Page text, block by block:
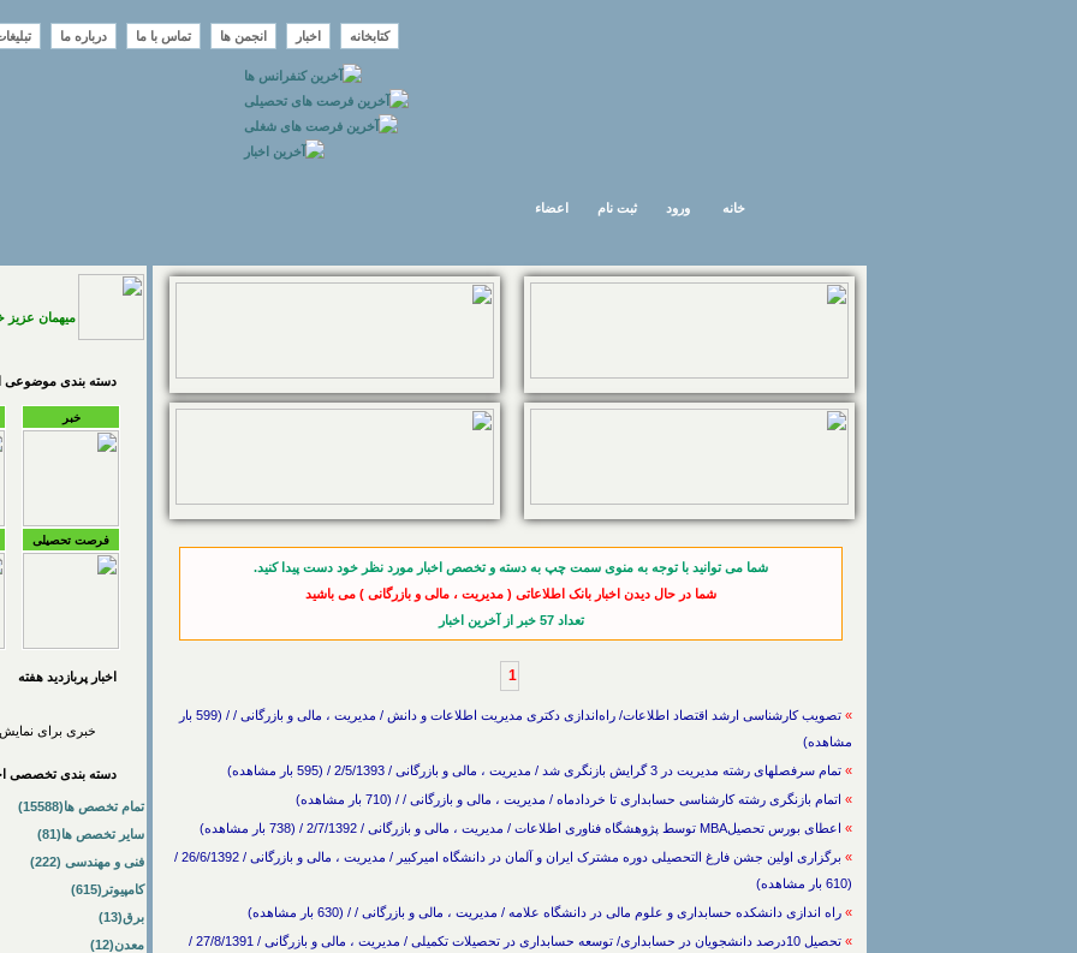
کتابخانه اخبار انجمن ها تماس با ما درباره ما
اعضاء ثبت نام ورود خانه
شما می توانید با توجه به منوی سمت چپ به دسته و تخصص اخبار مورد نظر خود دست پیدا کنید.
شما در حال دیدن اخبار بانک اطلاعاتی ( مدیریت ، مالی و بازرگانی ) می باشید
تعداد 57 خبر از آخرین اخبار
1
»
تصویب کارشناسی ارشد اقتصاد اطلاعات/ راه‌اندازی دکتری مدیریت اطلاعات و دانش / مدیریت ، مالی و بازرگانی / / (599 بار
مشاهده)
» تمام سرفصلهای رشته مدیریت در 3 گرایش بازنگری شد / مدیریت ، مالی و بازرگانی / 2/5/1393 / (595 بار مشاهده)
» اتمام بازنگری رشته کارشناسی حسابداری تا خردادماه / مدیریت ، مالی و بازرگانی / / (710 بار مشاهده)
» اعطای بورس تحصیلMBA توسط پژوهشگاه فناوری اطلاعات / مدیریت ، مالی و بازرگانی / 2/7/1392 / (738 بار مشاهده)
»
برگزاری اولین جشن فارغ التحصیلی دوره مشترک ایران و آلمان در دانشگاه امیرکبیر / مدیریت ، مالی و بازرگانی / 26/6/1392 /
(610 بار مشاهده)
» راه اندازی دانشکده حسابداری و علوم مالی در دانشگاه علامه / مدیریت ، مالی و بازرگانی / / (630 بار مشاهده)
»
تحصیل 10درصد دانشجویان در حسابداری/ توسعه حسابداری در تحصیلات تکمیلی / مدیریت ، مالی و بازرگانی / 27/8/1391 /
میهمان عزیز
دسته بندی موضوعی
خبر
فرصت تحصیلی
اخبار پربازديد هفته
خبری برای
دسته بندی تخصصی
تمام تخصص ها(15588)
سایر تخصص ها(81)
فنی و مهندسی (222)
کامپیوتر(615)
برق(13)
معدن(12)